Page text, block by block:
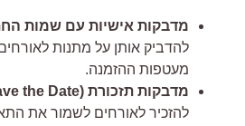
מדבקות אישיות עם שמות החתן
להדביק אותן על מתנות לאורחים,
מעטפות ההזמנה.
מדבקות תזכורת (Save the Date)
להזכיר לאורחים לשמור את התאריך